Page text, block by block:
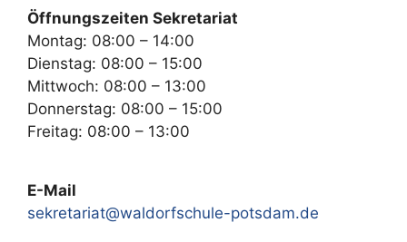
Öffnungszeiten Sekretariat
Montag: 08:00 – 14:00
Dienstag: 08:00 – 15:00
Mittwoch: 08:00 – 13:00
Donnerstag: 08:00 – 15:00
Freitag: 08:00 – 13:00
E-Mail
sekretariat@waldorfschule-potsdam.de